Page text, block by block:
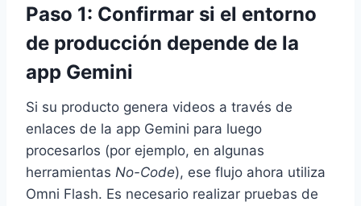
Paso 1: Confirmar si el entorno
de producción depende de la
app Gemini
Si su producto genera videos a través de
enlaces de la app Gemini para luego
procesarlos (por ejemplo, en algunas
herramientas No-Code), ese flujo ahora utiliza
Omni Flash. Es necesario realizar pruebas de